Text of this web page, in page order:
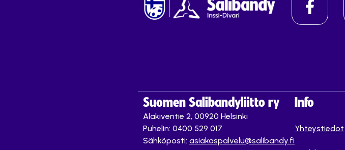
Suomen Salibandyliitto ry
Alakiventie 2, 00920 Helsinki
Puhelin: 0400 529 017
Sähköposti: asiakaspalvelu@salibandy.fi
Info
Yhteystiedot